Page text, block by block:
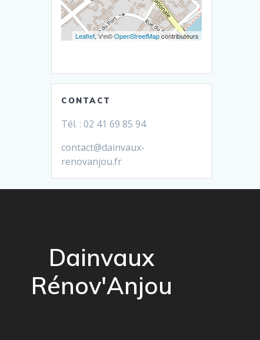
Leaflet, \r\n©OpenStreetMapcontributeurs
CONTACT
Tél. : 02 41 69 85 94
contact@dainvaux-
renovanjou.fr
Dainvaux
Rénov'Anjou